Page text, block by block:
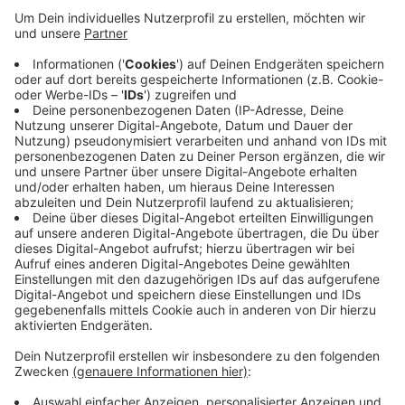
Veröffentlicht:Freitag, 08.05.2020 13:30
Anzeige
Der Mann konnte flüchten. Die Seniorin beschreibt den
Flüchtigen als circa 1,70m bis 1,80m groß. Und rund 30
Jahre alt. Er soll eine hellblaue Jeans, ein graues
Oberteil und eine grause Basecap getragen haben. Die
Polizei sucht aktuell nach Zeugen. Hinweise bitte an
0221 229-0 oderper Mail an die Poststelle.
Anzeige